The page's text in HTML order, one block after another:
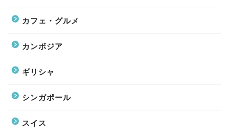
カフェ・グルメ
カンボジア
ギリシャ
シンガポール
スイス